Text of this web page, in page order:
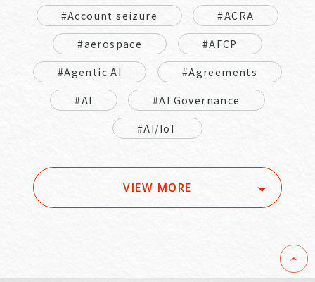
#Account seizure
#ACRA
#aerospace
#AFCP
#Agentic AI
#Agreements
#AI
#AI Governance
#AI/IoT
VIEW MORE